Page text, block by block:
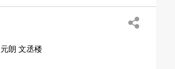
元朗 文丞楼